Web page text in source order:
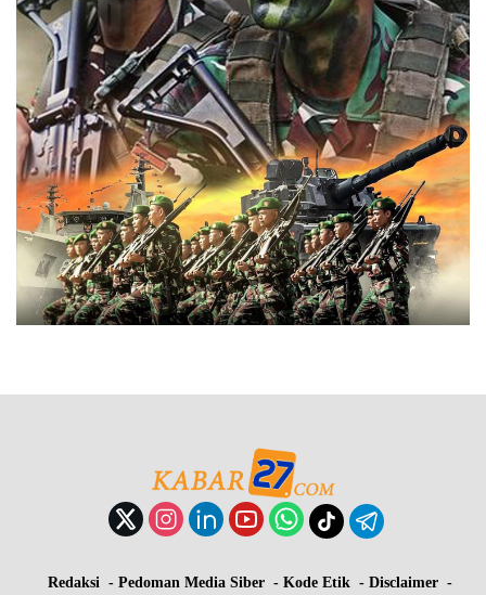
Redaksi Pedoman Media Siber Kode Etik Disclaimer